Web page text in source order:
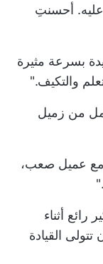
أحسنتِ
بسرعة مثيرة
والتكيف."
من زميل
مع عميل صعب،
رائع أثناء
القيادة